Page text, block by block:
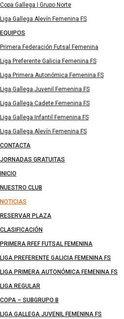
Copa Gallega | Grupo Norte
Liga Gallega Alevín Femenina FS
EQUIPOS
Primera Federación Futsal Femenina
Liga Preferente Galicia Femenina FS
Liga Primera Autonómica Femenina FS
Liga Gallega Juvenil Femenina FS
Liga Gallega Cadete Femenina FS
Liga Gallega Infantil Femenina FS
Liga Gallega Alevín Femenina FS
CONTACTA
JORNADAS GRATUITAS
INICIO
NUESTRO CLUB
NOTICIAS
RESERVAR PLAZA
CLASIFICACIÓN
PRIMERA RFEF FUTSAL FEMENINA
LIGA PREFERENTE GALICIA FEMENINA FS
LIGA PRIMERA AUTONÓMICA FEMENINA FS
LIGA REGULAR
COPA – SUBGRUPO B
LIGA GALLEGA JUVENIL FEMENINA FS